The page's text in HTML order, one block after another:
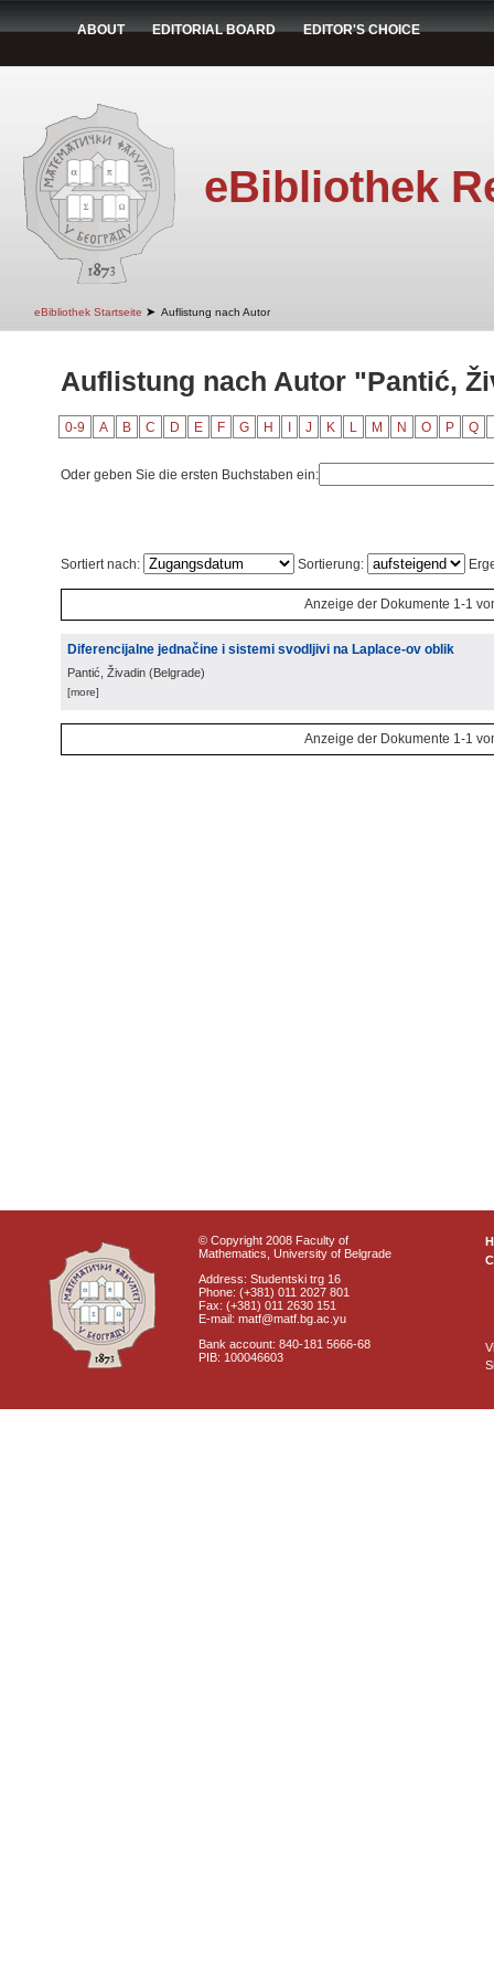
ABOUT EDITORIAL BOARD EDITOR'S CHOICE
eBibliothek
eBibliothek Startseite ➤ Auflistung nach Autor
Auflistung nach Autor "Pantić,
0-9 A B C D E F G H J K L M N O P Q
Oder geben Sie die ersten Buchstaben ein:
Sortiert nach: Sortierung:
Anzeige der Dokumente 1-1
Diferencijalne jednačine i sistemi svodljivi na Laplace-ov oblik
Pantić, Živadin (Belgrade)
[more]
Anzeige der Dokumente 1-1
© Copyright 2008 Faculty of
Mathematics, University of Belgrade
Address: Studentski trg 16
Phone: (+381) 011 2027 801
Fax: (+381) 011 2630 151
E-mail: matf@matf.bg.ac.yu
Bank account: 840-181 5666-68
PIB: 100046603